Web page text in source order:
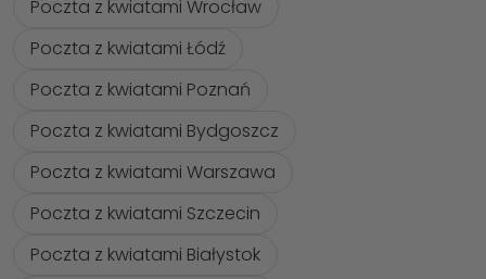
Poczta z kwiatami Wrocław
Poczta z kwiatami Łódź
Poczta z kwiatami Poznań
Poczta z kwiatami Bydgoszcz
Poczta z kwiatami Warszawa
Poczta z kwiatami Szczecin
Poczta z kwiatami Białystok